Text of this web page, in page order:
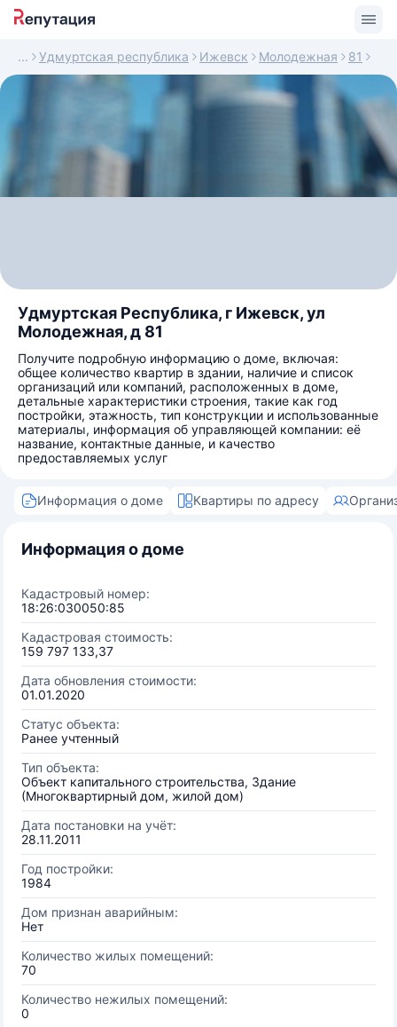
Удмуртская республика Ижевск Молодежная 81
Удмуртская Республика, г Ижевск, ул
Молодежная, д 81
Получите подробную информацию о доме, включая:
общее количество квартир в здании, наличие и список
организаций или компаний, расположенных в доме,
детальные характеристики строения, такие как год
постройки, этажность, тип конструкции и использованные
материалы, информация об управляющей компании: её
название, контактные данные, и качество
предоставляемых услуг
Информация о доме Квартиры по адресу
Информация о доме
Кадастровый номер:
18:26:030050:85
Кадастровая стоимость:
159 797 133,37
Дата обновления стоимости:
01.01.2020
Статус объекта:
Ранее учтенный
Тип объекта:
Объект капитального строительства, Здание
(Многоквартирный дом, жилой дом)
Дата постановки на учёт:
28.11.2011
Год постройки:
1984
Дом признан аварийным:
Нет
Количество жилых помещений:
70
Количество нежилых помещений:
0